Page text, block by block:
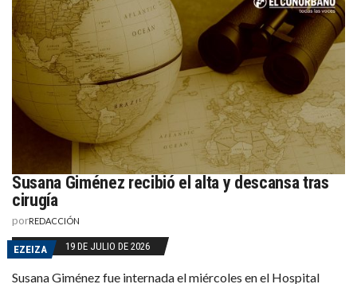
Susana Giménez recibió el alta y descansa tras
cirugía
porREDACCIÓN
EZEIZA 19 DE JULIO DE 2026
Susana Giménez fue internada el miércoles en el Hospital